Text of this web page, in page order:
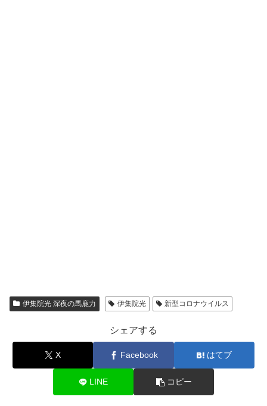
伊集院光 深夜の馬鹿力 伊集院光 新型コロナウイルス
シェアする
X Facebook はてブ
LINE コピー